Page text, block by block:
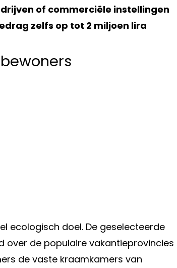
of commerciële instellingen
zelfs op tot 2 miljoen lira
ecologisch doel. De geselecteerde
over de populaire vakantieprovincies
de vaste kraamkamers van